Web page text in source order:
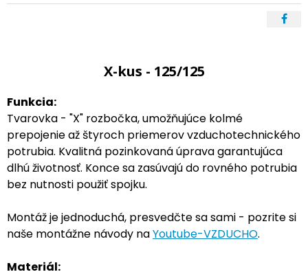
X-kus - 125/125
Funkcia:
Tvarovka - "X" rozbočka, umožňujúce kolmé
prepojenie až štyroch priemerov vzduchotechnického
potrubia. Kvalitná pozinkovaná úprava garantujúca
dlhú životnosť. Konce sa zasúvajú do rovného potrubia
bez nutnosti použiť spojku.
Montáž je jednoduchá, presvedčte sa sami - pozrite si
naše montážne návody naYoutube-VZDUCHO.
Materiál: